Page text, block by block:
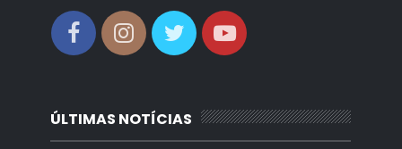
ÚLTIMAS NOTÍCIAS